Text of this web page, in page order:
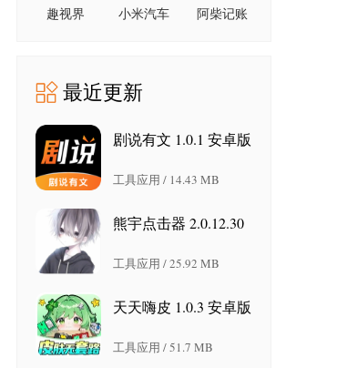
趣视界
小米汽车
阿柴记账
最近更新
剧说有文 1.0.1 安卓版
工具应用 / 14.43 MB
熊宇点击器 2.0.12.30
工具应用 / 25.92 MB
天天嗨皮 1.0.3 安卓版
工具应用 / 51.7 MB